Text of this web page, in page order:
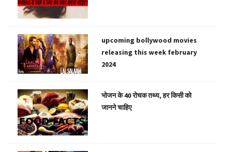
upcoming bollywood movies
releasing this week february
2024
भोजन के 40 रोचक तथ्य, हर किसी को
जानने चाहिए